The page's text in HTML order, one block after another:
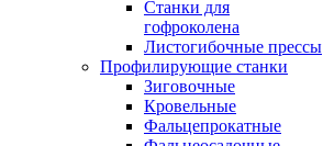
Станки для
гофроколена
Листогибочные прессы
Профилирующие станки
Зиговочные
Кровельные
Фальцепрокатные